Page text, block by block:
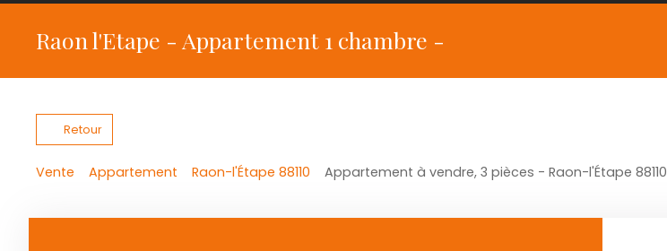
Raon l'Etape - Appartement 1 chambre -
Retour
Vente Appartement Raon-l'Étape 88110 Appartement à vendre, 3 pièces - Raon-l'Étape 88110